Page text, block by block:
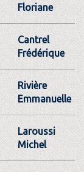
Floriane
Cantrel
Frédérique
Rivière
Emmanuelle
Laroussi
Michel